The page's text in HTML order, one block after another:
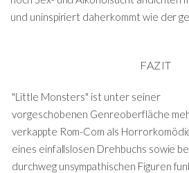
und uninspiriert daherkommt wie der
FAZIT
"Little Monsters" ist unter seiner
vorgeschobenen Genreoberfläche
verkappte Rom-Com als
eines einfallslosen Drehbuchs sowie
durchweg unsympathischen Figuren